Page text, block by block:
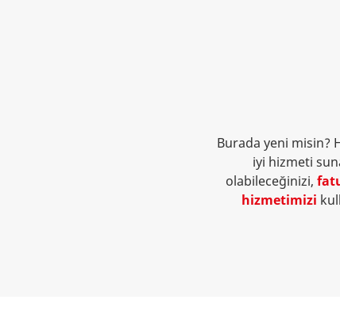
Burada yeni misin?
iyi hizmeti
olabileceğinizi,
hizmetimizi